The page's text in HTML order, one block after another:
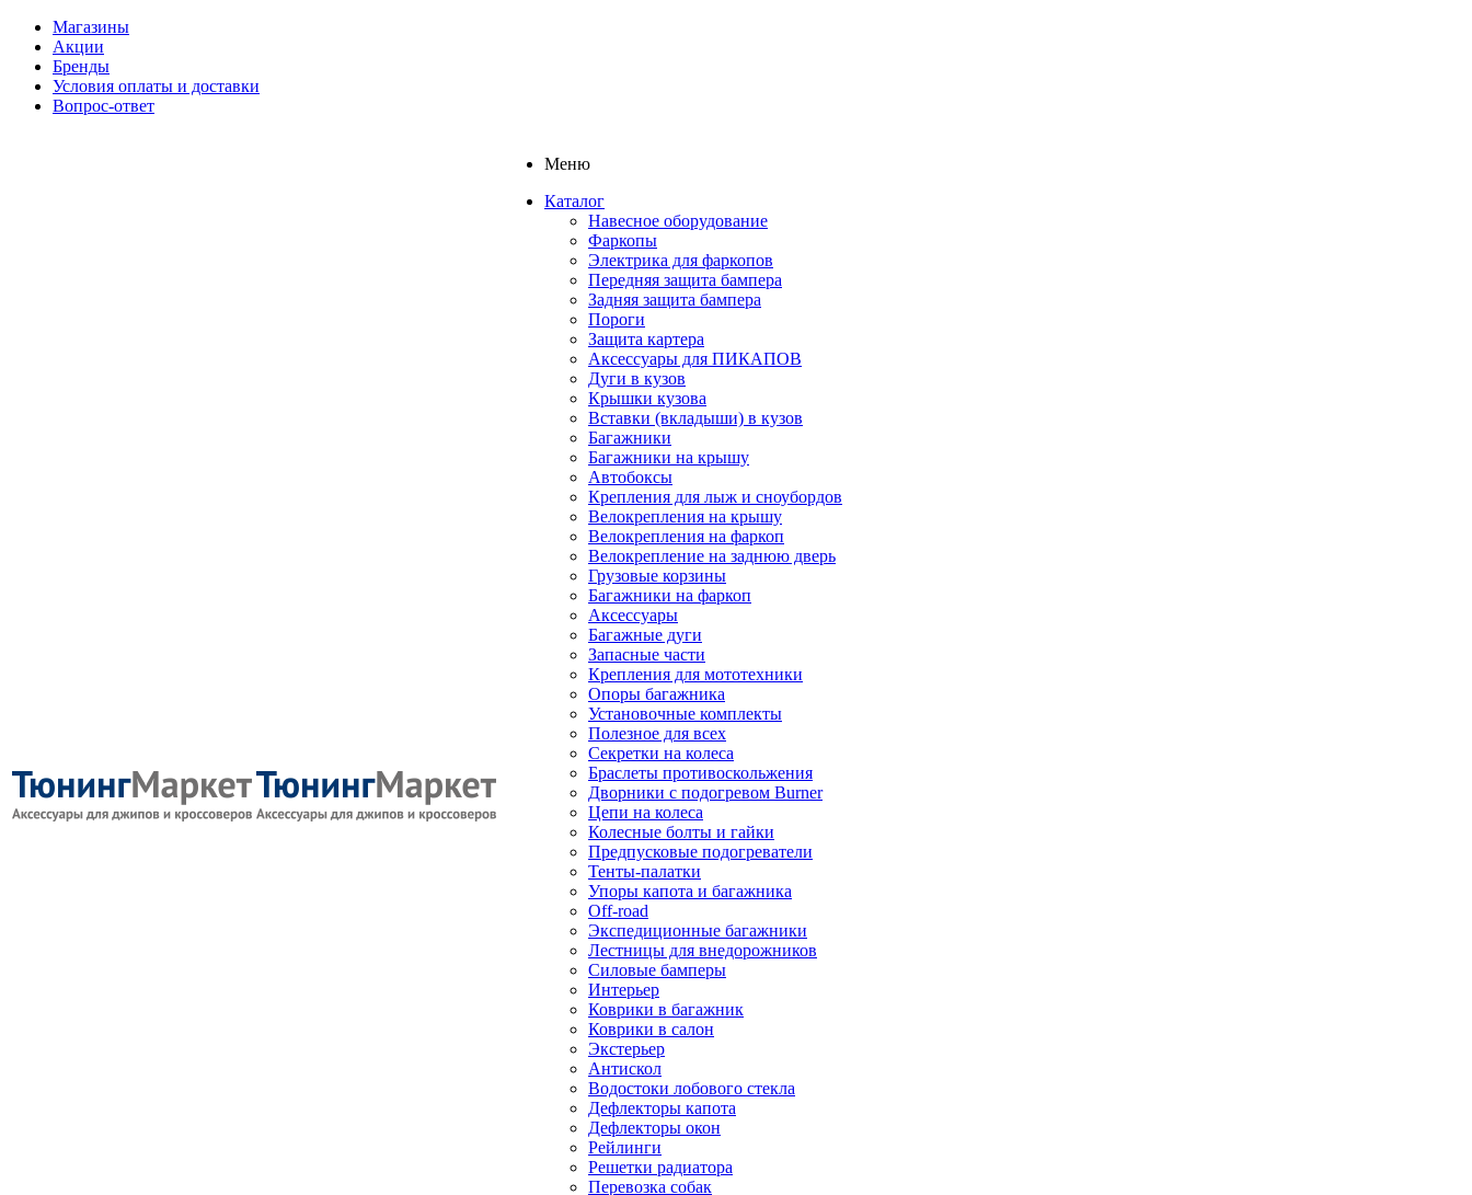
Магазины
Акции
Бренды
Условия оплаты и доставки
Вопрос-ответ
Меню
Каталог
Навесное оборудование
Фаркопы
Электрика для фаркопов
Передняя защита бампера
Задняя защита бампера
Пороги
Защита картера
Аксессуары для ПИКАПОВ
Дуги в кузов
Крышки кузова
Вставки (вкладыши) в кузов
Багажники
Багажники на крышу
Автобоксы
Крепления для лыж и сноубордов
Велокрепления на крышу
Велокрепления на фаркоп
Велокрепление на заднюю дверь
Грузовые корзины
Багажники на фаркоп
Аксессуары
Багажные дуги
Запасные части
Крепления для мототехники
Опоры багажника
Установочные комплекты
Полезное для всех
Секретки на колеса
Браслеты противоскольжения
Дворники с подогревом Burner
Цепи на колеса
Колесные болты и гайки
Предпусковые подогреватели
Тенты-палатки
Упоры капота и багажника
Off-road
Экспедиционные багажники
Лестницы для внедорожников
Силовые бамперы
Интерьер
Коврики в багажник
Коврики в салон
Экстерьер
Антискол
Водостоки лобового стекла
Дефлекторы капота
Дефлекторы окон
Рейлинги
Решетки радиатора
Перевозка собак